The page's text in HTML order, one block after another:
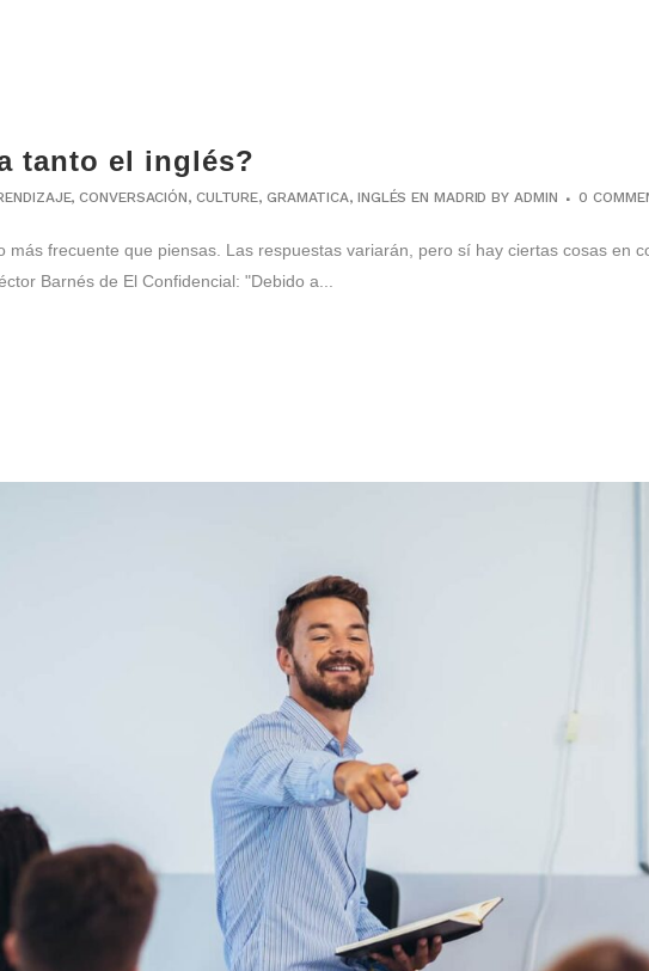
tanto el inglés?
,CONVERSACIÓN, CULTURE, GRAMATICA, INGLÉS EN MADRID BY ADMIN 0
frecuente que piensas. Las respuestas variarán, pero sí hay ciertas cosas en
Barnés de El Confidencial: "Debido a...